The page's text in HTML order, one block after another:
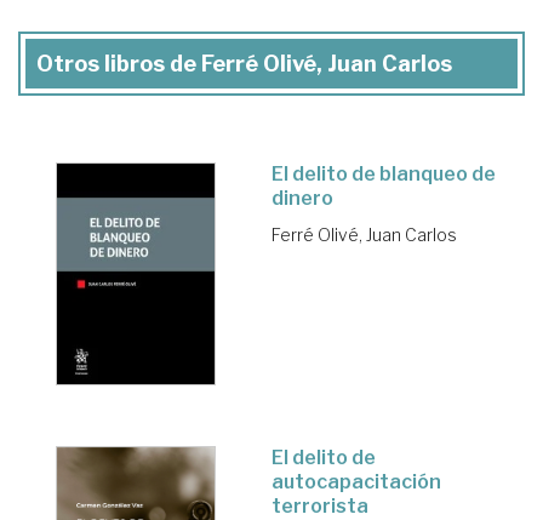
Otros libros de Ferré Olivé, Juan Carlos
El delito de blanqueo de
dinero
Ferré Olivé, Juan Carlos
El delito de
autocapacitación
terrorista